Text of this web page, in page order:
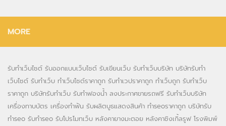
MORE
รับทำเว็บไซต์ รับออกแบบเว็บไซต์ รับเขียนเว็บ รับทำเว็บบริษัท บริษัทรับทำ
เว็บไซต์ รับทำเว็บ ทำเว็บไซต์ราคาถูก รับทำเวปราคาถูก ทำเว็บถูก รับทำเว็บ
ราคาถูก บริษัทรับทำเว็บ รับทำฟองน้ำ ลงประกาศขายรถฟรี รับทำเว็บบริษัท
เครื่องทาบบัตร เครื่องทำฟัน รับผลิตบูธแสดงสินค้า ทำseoราคาถูก บริษัทรับ
ทำseo รับทำseo รับโปรโมทเว็บ หลังคายางมะตอย หลังคาชิงเกิ้ลรูฟ โรงพิมพ์